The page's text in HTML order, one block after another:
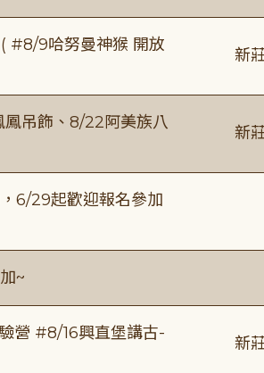
( #8/9哈努曼神猴 開放
新
鳳吊飾、8/22阿美族八
新
6/29起歡迎報名參加
~
營 #8/16興直堡講古-
新